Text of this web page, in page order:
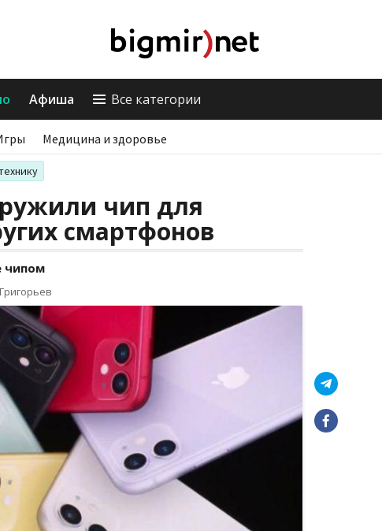
Афиша Все категории
Медицина и здоровье
чип для
смартфонов
чипом